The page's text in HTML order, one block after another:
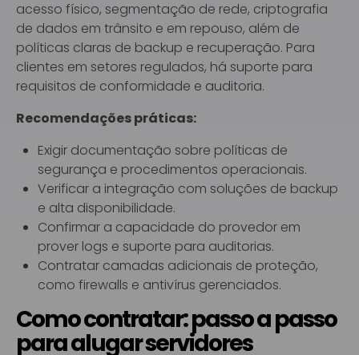
acesso físico, segmentação de rede, criptografia
de dados em trânsito e em repouso, além de
políticas claras de backup e recuperação. Para
clientes em setores regulados, há suporte para
requisitos de conformidade e auditoria.
Recomendações práticas:
Exigir documentação sobre políticas de
segurança e procedimentos operacionais.
Verificar a integração com soluções de backup
e alta disponibilidade.
Confirmar a capacidade do provedor em
prover logs e suporte para auditorias.
Contratar camadas adicionais de proteção,
como firewalls e antivírus gerenciados.
Como contratar: passo a passo
para alugar servidores